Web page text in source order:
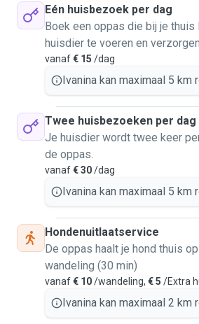
I am mostly available during
inquiries please feel free to reach out
Eén huisbezoek per dag
Boek een oppas die bij je thuis
huisdier te voeren en verzorgen
vanaf€ 15 /dag
Ivanina kan maximaal 5 km
Twee huisbezoeken per dag
Je huisdier wordt twee keer
de oppas.
vanaf€ 30/dag
Ivanina kan maximaal 5 km
Hondenuitlaatservice
De oppas haalt je hond thuis
wandeling (30 min)
vanaf€ 10/wandeling, € 5 /Extra
Ivanina kan maximaal 2 km